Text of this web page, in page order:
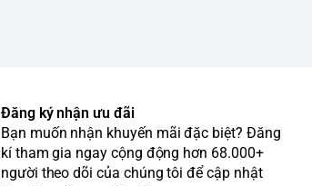
Đăng ký nhận ưu đãi
Bạn muốn nhận khuyến mãi đặc biệt? Đăng
kí tham gia ngay cộng động hơn 68.000+
người theo dõi của chúng tôi để cập nhật